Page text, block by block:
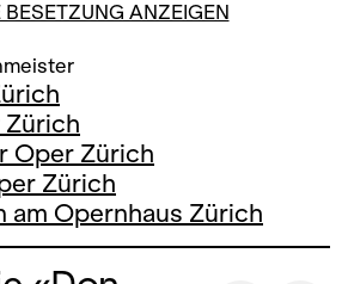
ANZEIGEN
Zürich
Oper Zürich
Zürich
am Opernhaus Zürich